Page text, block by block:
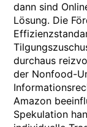
dann sind
Lösung. Die
durchaus
der Nonfood-
Amazon
Spekulation